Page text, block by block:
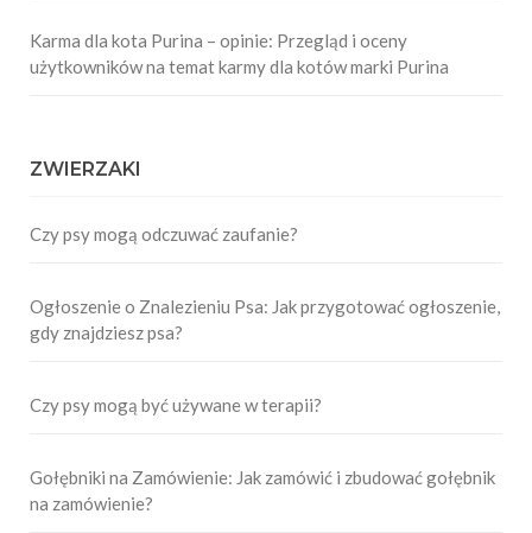
Karma dla kota Purina – opinie: Przegląd i oceny
użytkowników na temat karmy dla kotów marki Purina
ZWIERZAKI
Czy psy mogą odczuwać zaufanie?
Ogłoszenie o Znalezieniu Psa: Jak przygotować ogłoszenie,
gdy znajdziesz psa?
Czy psy mogą być używane w terapii?
Gołębniki na Zamówienie: Jak zamówić i zbudować gołębnik
na zamówienie?